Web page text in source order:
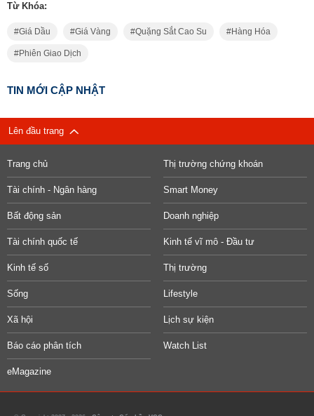
Từ Khóa:
Giá Dầu Giá Vàng Quặng Sắt Cao Su Hàng Hóa
Phiên Giao Dịch
TIN MỚI CẬP NHẬT
Lên đầu trang
Trang chủ Thị trường chứng khoán
Tài chính - Ngân hàng Smart Money
Bất động sản Doanh nghiệp
Tài chính quốc tế Kinh tế vĩ mô - Đầu tư
Kinh tế số Thị trường
Sống Lifestyle
Xã hội Lịch sự kiện
Báo cáo phân tích Watch List
eMagazine